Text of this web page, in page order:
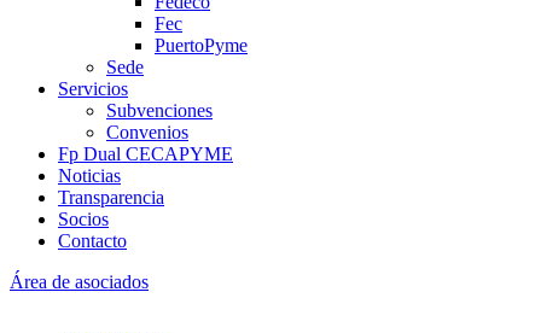
Fec
PuertoPyme
Sede
Servicios
Subvenciones
Convenios
Fp Dual CECAPYME
Noticias
Transparencia
Socios
Contacto
Área de asociados